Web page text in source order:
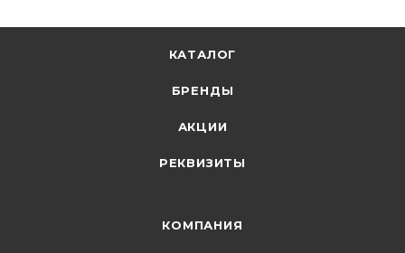
КАТАЛОГ
БРЕНДЫ
АКЦИИ
РЕКВИЗИТЫ
КОМПАНИЯ